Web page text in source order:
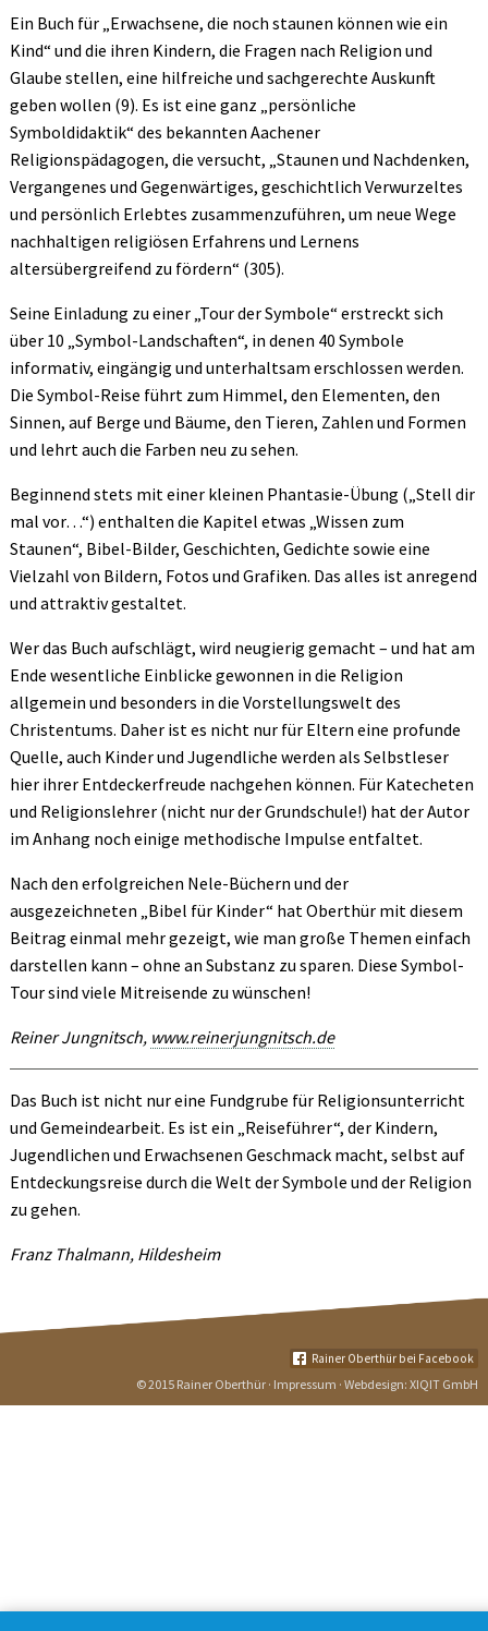
Ein Buch für „Erwachsene, die noch staunen können wie ein
Kind“ und die ihren Kindern, die Fragen nach Religion und
Glaube stellen, eine hilfreiche und sachgerechte Auskunft
geben wollen (9). Es ist eine ganz „persönliche
Symboldidaktik“ des bekannten Aachener
Religionspädagogen, die versucht, „Staunen und Nachdenken,
Vergangenes und Gegenwärtiges, geschichtlich Verwurzeltes
und persönlich Erlebtes zusammenzuführen, um neue Wege
nachhaltigen religiösen Erfahrens und Lernens
altersübergreifend zu fördern“ (305).
Seine Einladung zu einer „Tour der Symbole“ erstreckt sich
über 10 „Symbol-Landschaften“, in denen 40 Symbole
informativ, eingängig und unterhaltsam erschlossen werden.
Die Symbol-Reise führt zum Himmel, den Elementen, den
Sinnen, auf Berge und Bäume, den Tieren, Zahlen und Formen
und lehrt auch die Farben neu zu sehen.
Beginnend stets mit einer kleinen Phantasie-Übung („Stell dir
mal vor…“) enthalten die Kapitel etwas „Wissen zum
Staunen“, Bibel-Bilder, Geschichten, Gedichte sowie eine
Vielzahl von Bildern, Fotos und Grafiken. Das alles ist anregend
und attraktiv gestaltet.
Wer das Buch aufschlägt, wird neugierig gemacht – und hat am
Ende wesentliche Einblicke gewonnen in die Religion
allgemein und besonders in die Vorstellungswelt des
Christentums. Daher ist es nicht nur für Eltern eine profunde
Quelle, auch Kinder und Jugendliche werden als Selbstleser
hier ihrer Entdeckerfreude nachgehen können. Für Katecheten
und Religionslehrer (nicht nur der Grundschule!) hat der Autor
im Anhang noch einige methodische Impulse entfaltet.
Nach den erfolgreichen Nele-Büchern und der
ausgezeichneten „Bibel für Kinder“ hat Oberthür mit diesem
Beitrag einmal mehr gezeigt, wie man große Themen einfach
darstellen kann – ohne an Substanz zu sparen. Diese Symbol-
Tour sind viele Mitreisende zu wünschen!
Reiner Jungnitsch, www.reinerjungnitsch.de
Das Buch ist nicht nur eine Fundgrube für Religionsunterricht
und Gemeindearbeit. Es ist ein „Reiseführer“, der Kindern,
Jugendlichen und Erwachsenen Geschmack macht, selbst auf
Entdeckungsreise durch die Welt der Symbole und der Religion
zu gehen.
Franz Thalmann, Hildesheim
Rainer Oberthür bei Facebook
© 2015 Rainer Oberthür · Impressum · Webdesign:XIQIT GmbH